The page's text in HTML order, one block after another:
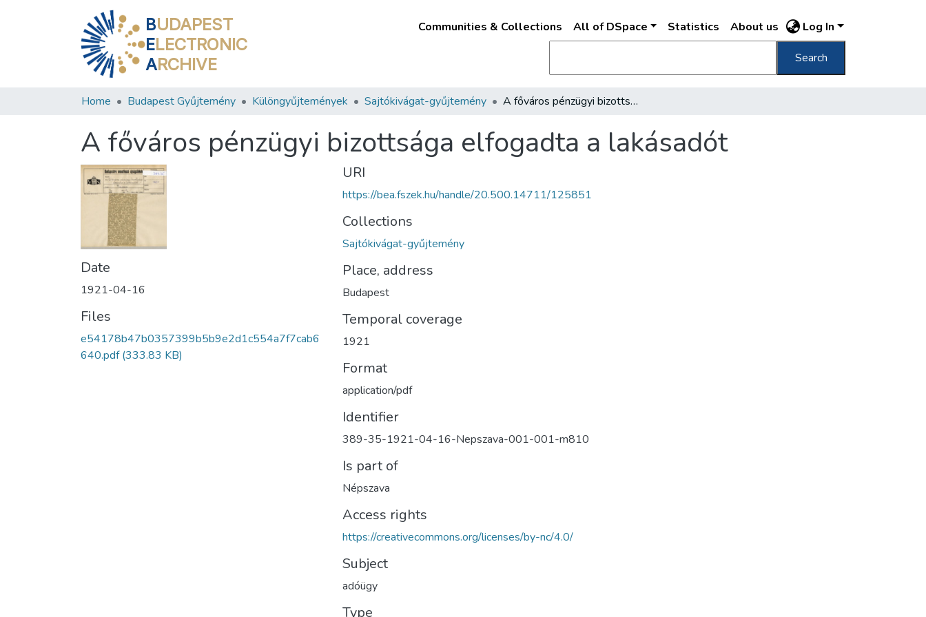
BUDAPEST
ELECTRONIC
ARCHIVE
Communities & Collections All of DSpace Statistics About us Log In
Search
Home Budapest Gyűjtemény Különgyűjtemények Sajtókivágat-gyűjtemény A főváros pénzügyi bizottsága elfogadta a lakásadót
A főváros pénzügyi bizottsága elfogadta a lakásadót
Date
1921-04-16
Files
e54178b47b0357399b5b9e2d1c554a7f7cab6
640.pdf(333.83 KB)
URI
https://bea.fszek.hu/handle/20.500.14711/125851
Collections
Sajtókivágat-gyűjtemény
Place, address
Budapest
Temporal coverage
1921
Format
application/pdf
Identifier
389-35-1921-04-16-Nepszava-001-001-m810
Is part of
Népszava
Access rights
https://creativecommons.org/licenses/by-nc/4.0/
Subject
adóügy
Type